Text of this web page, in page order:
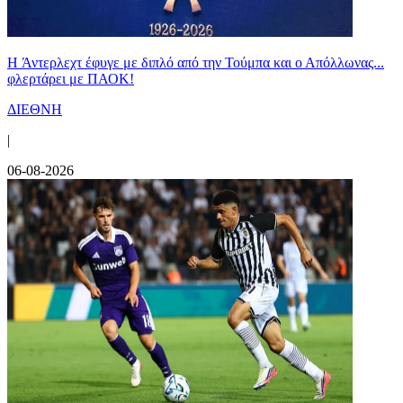
H Άντερλεχτ έφυγε με διπλό από την Τούμπα και ο Απόλλωνας...
φλερτάρει με ΠΑΟΚ!
ΔΙΕΘΝΗ
|
06-08-2026